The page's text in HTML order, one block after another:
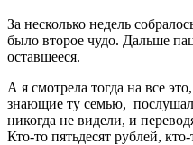
За несколько недель
было второе чудо. Дальше
оставшееся.
А я смотрела тогда на все
знающие ту семью,
никогда не видели, и
Кто-то пятьдесят рублей,